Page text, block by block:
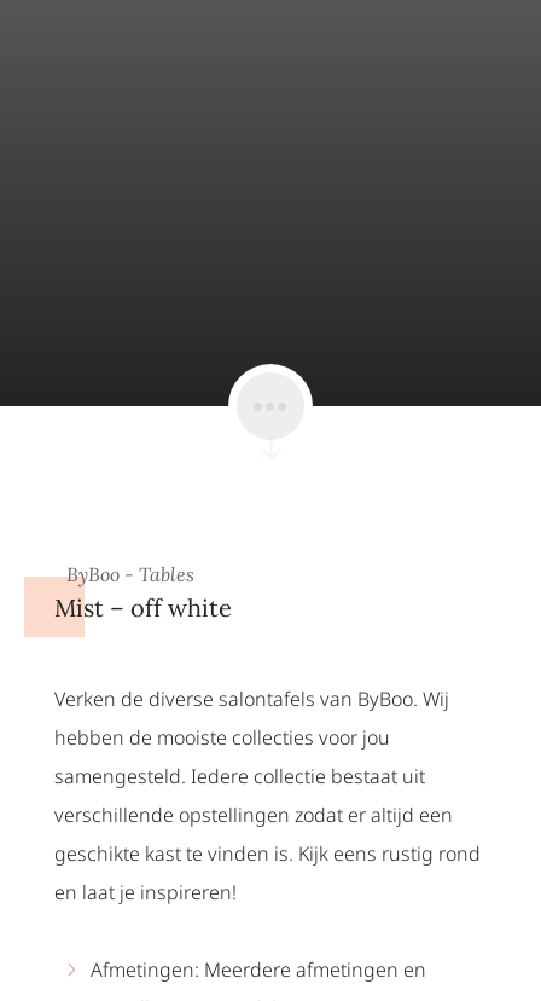
ByBoo - Tables
Mist – off white
Verken de diverse salontafels van ByBoo. Wij
hebben de mooiste collecties voor jou
samengesteld. Iedere collectie bestaat uit
verschillende opstellingen zodat er altijd een
geschikte kast te vinden is. Kijk eens rustig rond
en laat je inspireren!
Afmetingen: Meerdere afmetingen en